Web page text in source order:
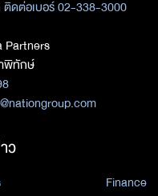
ติดต่อเบอร์ 02-338-3000
Partners
พิทักษ์
ว
Finance